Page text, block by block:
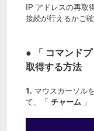
IP アドレスの再取
接続が行えるかご確
● 「 コマンド
取得する方法
1. マウスカーソル
て、「 チャーム